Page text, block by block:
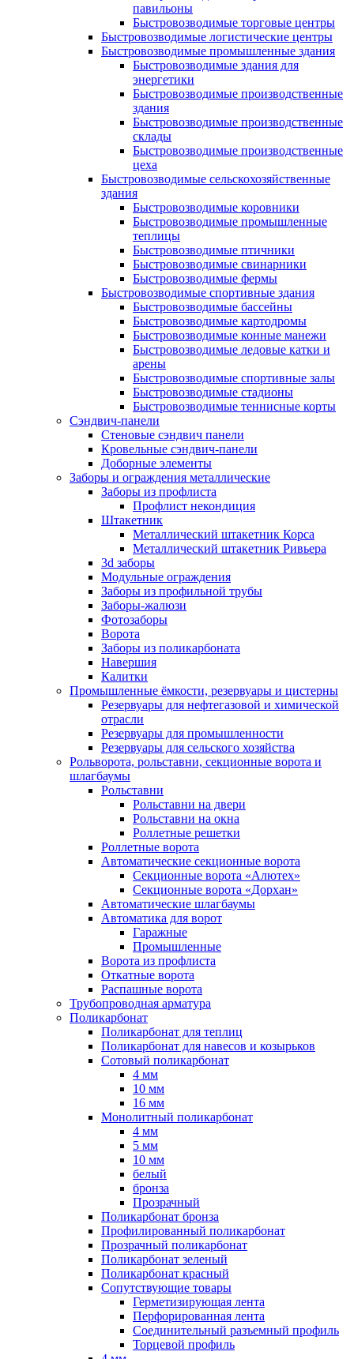
павильоны
Быстровозводимые торговые центры
Быстровозводимые логистические центры
Быстровозводимые промышленные здания
Быстровозводимые здания для
энергетики
Быстровозводимые производственные
здания
Быстровозводимые производственные
склады
Быстровозводимые производственные
цеха
Быстровозводимые сельскохозяйственные
здания
Быстровозводимые коровники
Быстровозводимые промышленные
теплицы
Быстровозводимые птичники
Быстровозводимые свинарники
Быстровозводимые фермы
Быстровозводимые спортивные здания
Быстровозводимые бассейны
Быстровозводимые картодромы
Быстровозводимые конные манежи
Быстровозводимые ледовые катки и
арены
Быстровозводимые спортивные залы
Быстровозводимые стадионы
Быстровозводимые теннисные корты
Сэндвич-панели
Стеновые сэндвич панели
Кровельные сэндвич-панели
Доборные элементы
Заборы и ограждения металлические
Заборы из профлиста
Профлист некондиция
Штакетник
Металлический штакетник Корса
Металлический штакетник Ривьера
3d заборы
Модульные ограждения
Заборы из профильной трубы
Заборы-жалюзи
Фотозаборы
Ворота
Заборы из поликарбоната
Навершия
Калитки
Промышленные ёмкости, резервуары и цистерны
Резервуары для нефтегазовой и химической
отрасли
Резервуары для промышленности
Резервуары для сельского хозяйства
Рольворота, рольставни, секционные ворота и
шлагбаумы
Рольставни
Рольставни на двери
Рольставни на окна
Роллетные решетки
Роллетные ворота
Автоматические секционные ворота
Секционные ворота «Алютех»
Секционные ворота «Дорхан»
Автоматические шлагбаумы
Автоматика для ворот
Гаражные
Промышленные
Ворота из профлиста
Откатные ворота
Распашные ворота
Трубопроводная арматура
Поликарбонат
Поликарбонат для теплиц
Поликарбонат для навесов и козырьков
Сотовый поликарбонат
4 мм
10 мм
16 мм
Монолитный поликарбонат
4 мм
5 мм
10 мм
белый
бронза
Прозрачный
Поликарбонат бронза
Профилированный поликарбонат
Прозрачный поликарбонат
Поликарбонат зеленый
Поликарбонат красный
Сопутствующие товары
Герметизирующая лента
Перфорированная лента
Соединительный разъемный профиль
Торцевой профиль